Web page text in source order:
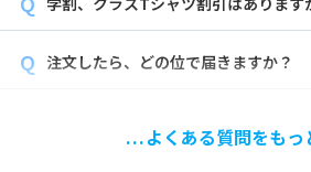
注文したら、どの位で届きますか？
よくある質問をもっ